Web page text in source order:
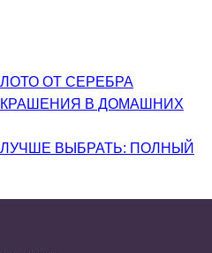
ОТ СЕРЕБРА
В ДОМАШНИХ
ВЫБРАТЬ: ПОЛНЫЙ